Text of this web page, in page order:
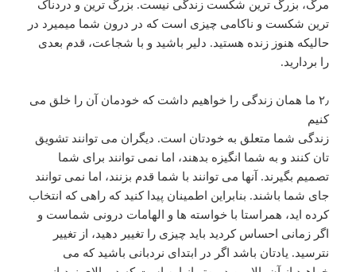
مرگ، بزرگ ترین شکست زندگی نیست. بزرگ ترین و دردناک
ترین شکست و ناکامی چیزی است که در درون شما میمیرد در
حالیکه هنوز زنده هستید. دلیر باشید و با شجاعت، قدم بعدی
را بردارید.
۲٫ ما همان زندگی را خواهیم داشت که خودمان آن را خلق می
کنیم
زندگی شما متعلق به خودتان است. دیگران می توانند تشویق
تان کنند و به شما انگیزه بدهند، اما نمی توانند برای شما
تصمیم بگیرند. آنها می توانند با شما قدم بزنند، اما نمی توانند
جای شما باشند. بنابراین اطمینان پیدا کنید که راهی که انتخاب
کرده اید، همراستا با خواسته ها و الهامات درونی شماست و
اگر زمانی احساس کردید باید چیزی را تغییر دهید، از تغییر
نترسید. یادتان باشد اگر در ابتدای نردبانی باشید که می